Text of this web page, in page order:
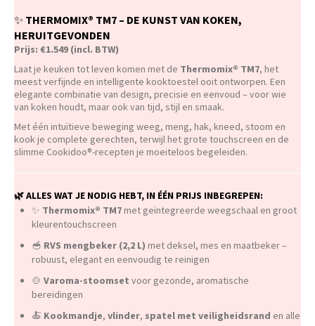
✨ THERMOMIX® TM7 – DE KUNST VAN KOKEN,
HERUITGEVONDEN
Prijs: €1.549 (incl. BTW)
Laat je keuken tot leven komen met de Thermomix® TM7, het
meest verfijnde en intelligente kooktoestel ooit ontworpen. Een
elegante combinatie van design, precisie en eenvoud – voor wie
van koken houdt, maar ook van tijd, stijl en smaak.
Met één intuïtieve beweging weeg, meng, hak, kneed, stoom en
kook je complete gerechten, terwijl het grote touchscreen en de
slimme Cookidoo®-recepten je moeiteloos begeleiden.
🌿ALLES WAT JE NODIG HEBT, IN ÉÉN PRIJS INBEGREPEN:
✨ Thermomix® TM7met geïntegreerde weegschaal en groot
kleurentouchscreen
🥣 RVS mengbeker (2,2 L) met deksel, mes en maatbeker –
robuust, elegant en eenvoudig te reinigen
🍲 Varoma-stoomset voor gezonde, aromatische
bereidingen
🍝 Kookmandje, vlinder, spatel met veiligheidsrand en alle